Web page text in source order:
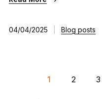
04/04/2025 Blog posts
1 2 3